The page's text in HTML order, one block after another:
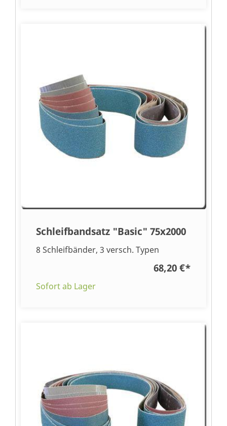
Schleifbandsatz "Basic" 75x2000
8 Schleifbänder, 3 versch. Typen
68,20 €*
Sofort ab Lager